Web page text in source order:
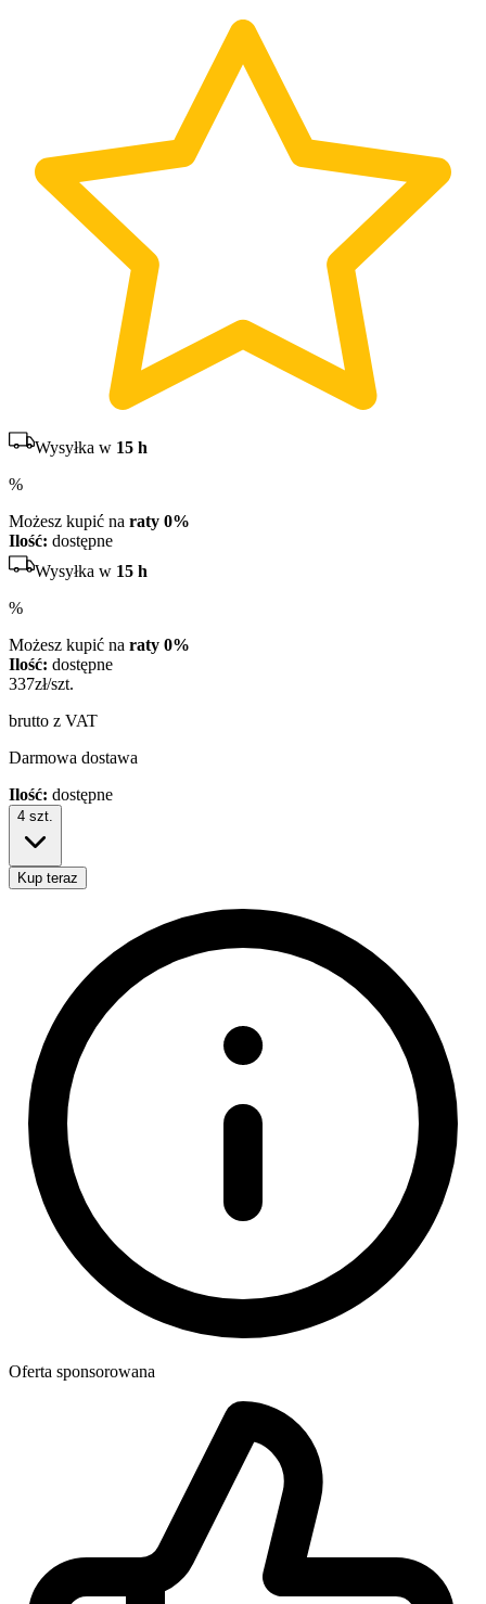
Wysyłka w 15 h
%
Możesz kupić na raty 0%
Ilość: dostępne
Wysyłka w 15 h
%
Możesz kupić na raty 0%
Ilość: dostępne
337zł/szt.
brutto z VAT
Darmowa dostawa
Ilość: dostępne
4 szt.
Kup teraz
Oferta sponsorowana